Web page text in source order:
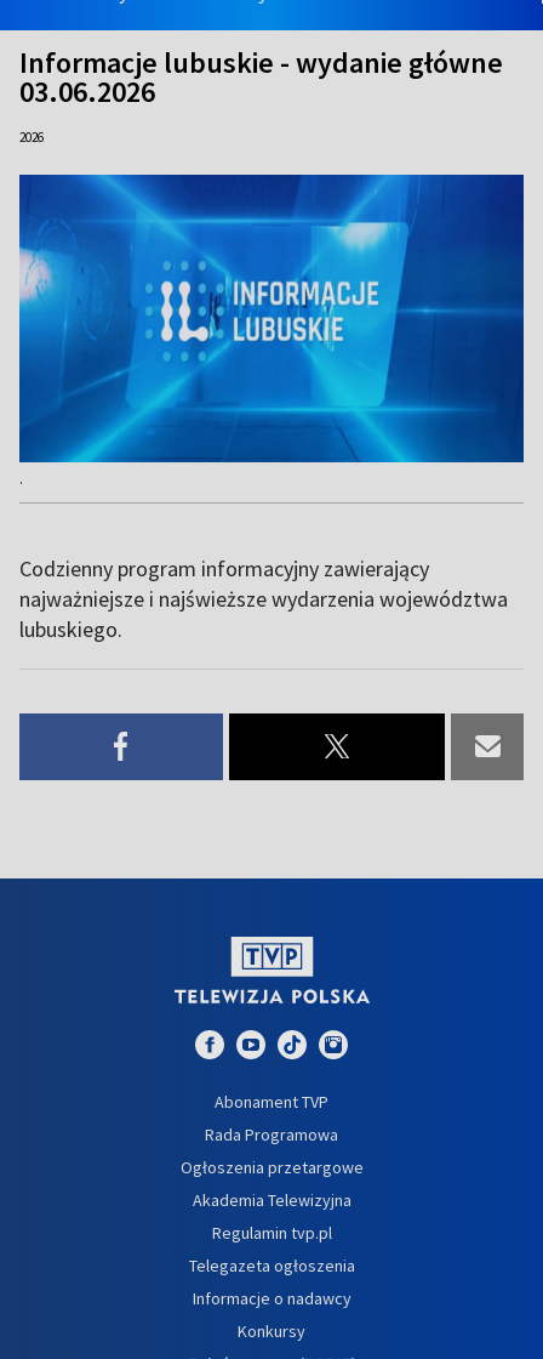
Informacje lubuskie - wydanie główne
03.06.2026
2026
.
Codzienny program informacyjny zawierający
najważniejsze i najświeższe wydarzenia województwa
lubuskiego.
Abonament TVP
Rada Programowa
Ogłoszenia przetargowe
Akademia Telewizyjna
Regulamin tvp.pl
Telegazeta ogłoszenia
Informacje o nadawcy
Konkursy